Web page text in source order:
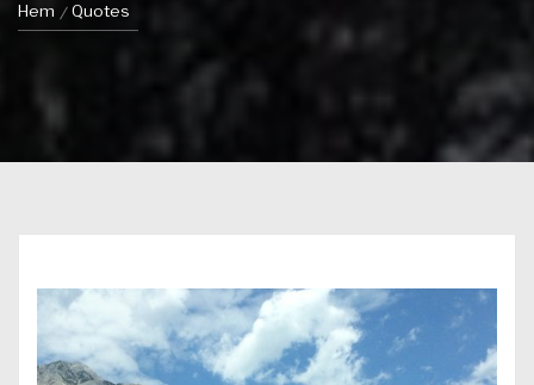
Hem Quotes